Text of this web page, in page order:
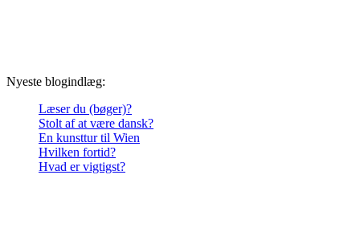
Nyeste blogindlæg:
Læser du (bøger)?
Stolt af at være dansk?
En kunsttur til Wien
Hvilken fortid?
Hvad er vigtigst?